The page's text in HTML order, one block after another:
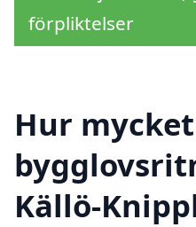
förpliktelser
Hur
Källö-